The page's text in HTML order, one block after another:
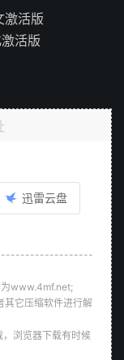
活版
活版
迅雷云盘
为www.4mf.net;
其它压缩软件进行解
浏览器下载有时候